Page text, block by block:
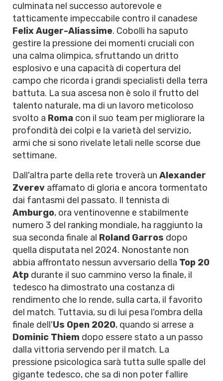
culminata nel successo autorevole e
tatticamente impeccabile contro il canadese
Felix Auger-Aliassime. Cobolli ha saputo
gestire la pressione dei momenti cruciali con
una calma olimpica, sfruttando un dritto
esplosivo e una capacità di copertura del
campo che ricorda i grandi specialisti della terra
battuta. La sua ascesa non è solo il frutto del
talento naturale, ma di un lavoro meticoloso
svolto a Roma con il suo team per migliorare la
profondità dei colpi e la varietà del servizio,
armi che si sono rivelate letali nelle scorse due
settimane.
Dall'altra parte della rete troverà un Alexander
Zverev affamato di gloria e ancora tormentato
dai fantasmi del passato. Il tennista di
Amburgo, ora ventinovenne e stabilmente
numero 3 del ranking mondiale, ha raggiunto la
sua seconda finale al Roland Garros dopo
quella disputata nel 2024. Nonostante non
abbia affrontato nessun avversario della Top 20
Atp durante il suo cammino verso la finale, il
tedesco ha dimostrato una costanza di
rendimento che lo rende, sulla carta, il favorito
del match. Tuttavia, su di lui pesa l'ombra della
finale dell'Us Open 2020, quando si arrese a
Dominic Thiem dopo essere stato a un passo
dalla vittoria servendo per il match. La
pressione psicologica sarà tutta sulle spalle del
gigante tedesco, che sa di non poter fallire